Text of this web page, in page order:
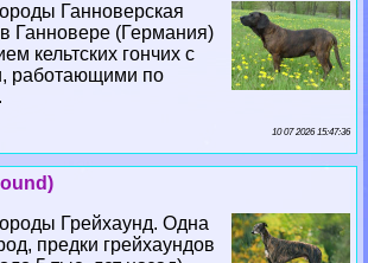
Ганноверская
Ганновере (Германия)
кельтских гончих с
работающими по
10 07 2026 15:47:36
Грейхаунд. Одна
предки грейхаундов